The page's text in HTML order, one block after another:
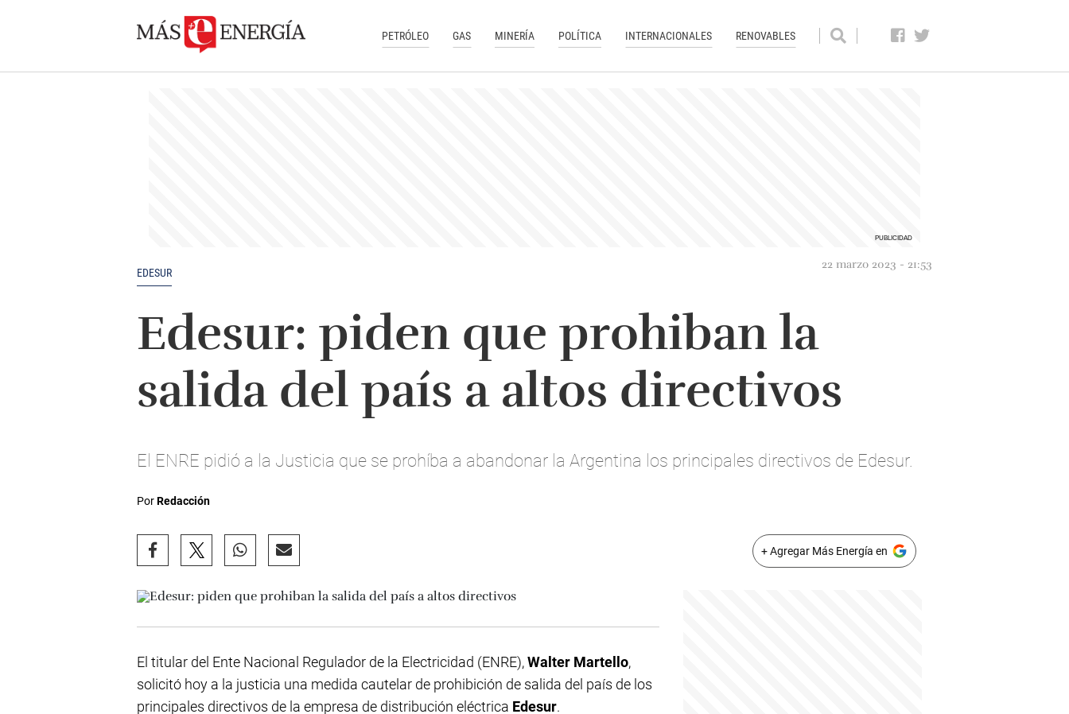
PETRÓLEO GAS MINERÍA POLÍTICA INTERNACIONALES RENOVABLES
EDESUR
22 marzo 2023 - 21:53
Edesur: piden que prohiban la
salida del país a altos directivos
El ENRE pidió a la Justicia que se prohíba a abandonar la Argentina los principales directivos de Edesur.
PorRedacción
+ Agregar Más Energía en
El titular del Ente Nacional Regulador de la Electricidad (ENRE),Walter Martello,
solicitó hoy a la justicia una medida cautelar de prohibición de salida del país de los
principales directivos de la empresa de distribución eléctrica Edesur.